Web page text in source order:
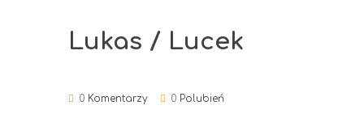
Lukas / Lucek
0 Komentarzy 0 Polubień